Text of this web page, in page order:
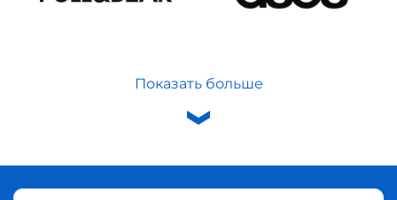
Показать больше